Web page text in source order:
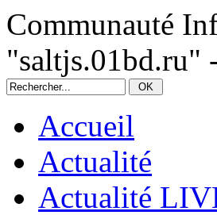
Communauté
"saltjs.01bd.ru"
Accueil
Actualité
Actualité